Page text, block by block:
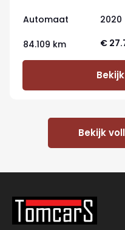
Automaat 2020
84.109 km €
Bekijk